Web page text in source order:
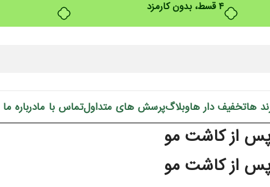
بدون ضامن، بدون سود
هاتخفیف دار هاوبلاگپرسش های متداولتماس با مادرباره ما
پس از کاشت مو
پس از کاشت مو